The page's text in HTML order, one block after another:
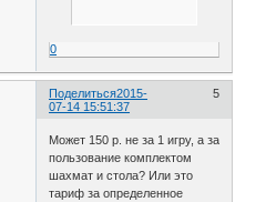
0
Поделиться 5
2015-
07-14 15:51:37
Может 150 р. не за 1 игру, а за
пользование комплектом
шахмат и стола? Или это
тариф за определенное